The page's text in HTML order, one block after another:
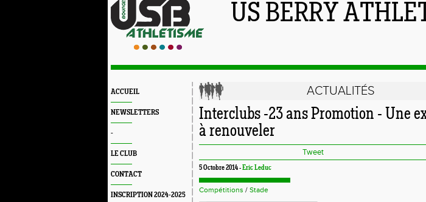
US BERRY
ACCUEIL
NEWSLETTERS
-
LE CLUB
CONTACT
INSCRIPTION 2024-2025
ACTUALITÉS
Interclubs -23 ans Promotion - Une
à renouveler
Tweet
5 Octobre 2014 -Eric Leduc
Compétitions / Stade